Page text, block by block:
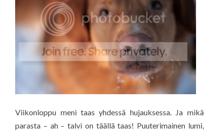
Viikonloppu meni taas yhdessä hujauksessa. Ja mikä
parasta – ah – talvi on täällä taas! Puuterimainen lumi,